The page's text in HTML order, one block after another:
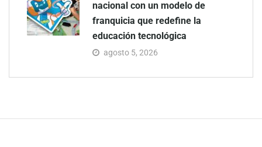
nacional con un modelo de
franquicia que redefine la
educación tecnológica
agosto 5, 2026